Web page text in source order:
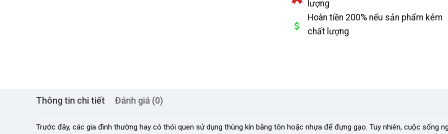
lượng
Hoàn tiền 200% nếu sản phẩm kém
chất lượng
Thông tin chi tiết Đánh giá (0)
Trước đây, các gia đình thường hay có thói quen sử dụng thùng kín bằng tôn hoặc nhựa để đựng gạo. Tuy nhiên, cuộc sống